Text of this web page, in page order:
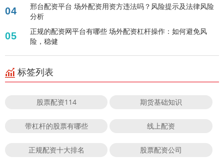
04
邢台配资平台 场外配资用资方违法吗？风险提示及法律风险
分析
05
正规的配资网平台有哪些 场外配资杠杆操作：如何避免风
险，稳健
标签列表
股票配资114 期货基础知识
带杠杆的股票有哪些 线上配资
正规配资十大排名 股票配资公司